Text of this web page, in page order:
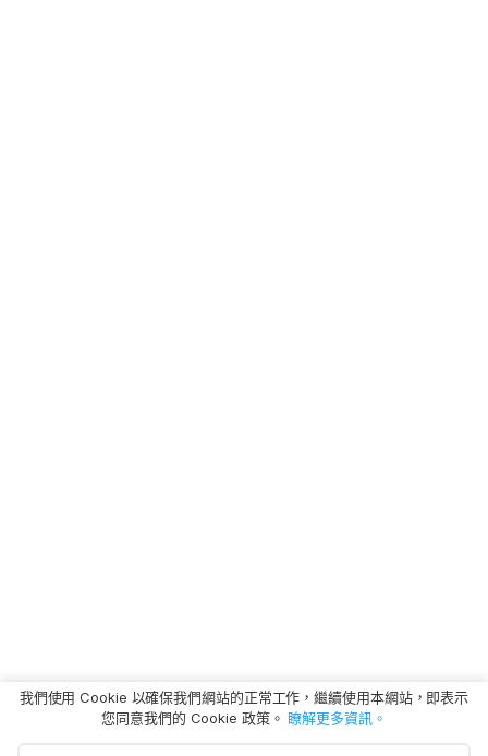
我們使用 Cookie 以確保我們網站的正常工作，繼續使用本網站，即表示
您同意我們的 Cookie 政策。 瞭解更多資訊。